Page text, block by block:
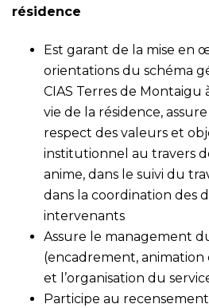
résidence
Est garant de la mise en
orientations du schéma
CIAS Terres de Montaigu
vie de la résidence,
respect des valeurs et
institutionnel au travers
anime, dans le suivi du
dans la coordination des
intervenants
Assure le management
(encadrement, animation
et l’organisation du
Participe au